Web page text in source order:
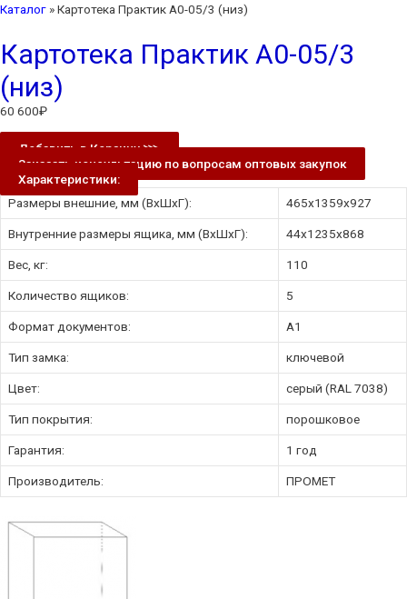
Каталог »Картотека Практик А0-05/3 (низ)
Картотека Практик А0-05/3
(низ)
60 600₽
Добавить в Корзину ⋙
Заказать консультацию по вопросам оптовых закупок
Характеристики:
Размеры внешние, мм (ВхШхГ):
465x1359x927
Внутренние размеры ящика, мм (ВхШхГ): 44х1235х868
Вес, кг: 110
Количество ящиков: 5
Формат документов: А1
Тип замка: ключевой
Цвет: серый (RAL 7038)
Тип покрытия: порошковое
Гарантия: 1 год
Производитель: ПРОМЕТ